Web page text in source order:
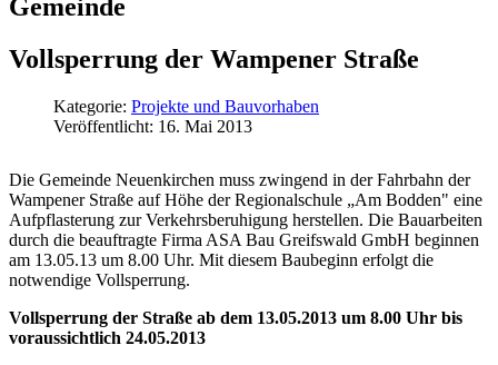
Gemeinde
Vollsperrung der Wampener Straße
Kategorie: Projekte und Bauvorhaben
Veröffentlicht: 16. Mai 2013
Die Gemeinde Neuenkirchen muss zwingend in der Fahrbahn der
Wampener Straße auf Höhe der Regionalschule „Am Bodden" eine
Aufpflasterung zur Verkehrsberuhigung herstellen. Die Bauarbeiten
durch die beauftragte Firma ASA Bau Greifswald GmbH beginnen
am 13.05.13 um 8.00 Uhr. Mit diesem Baubeginn erfolgt die
notwendige Vollsperrung.
Vollsperrung der Straße ab dem 13.05.2013 um 8.00 Uhr bis
voraussichtlich 24.05.2013